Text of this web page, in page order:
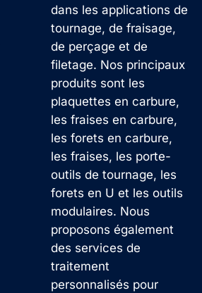
dans les applications de
tournage, de fraisage,
de perçage et de
filetage. Nos principaux
produits sont les
plaquettes en carbure,
les fraises en carbure,
les forets en carbure,
les fraises, les porte-
outils de tournage, les
forets en U et les outils
modulaires. Nous
proposons également
des services de
traitement
personnalisés pour